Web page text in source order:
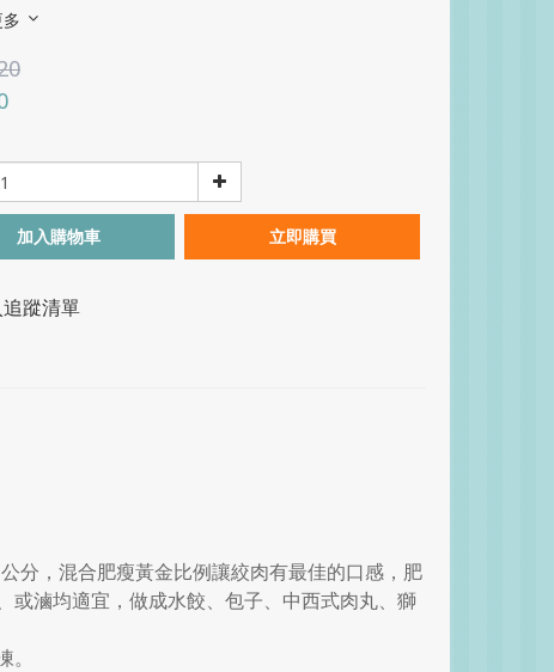
加入購物車 立即購買
蹤清單
分，混合肥瘦黃金比例讓絞肉有最佳的口感，肥
或滷均適宜，做成水餃、包子、中西式肉丸、獅